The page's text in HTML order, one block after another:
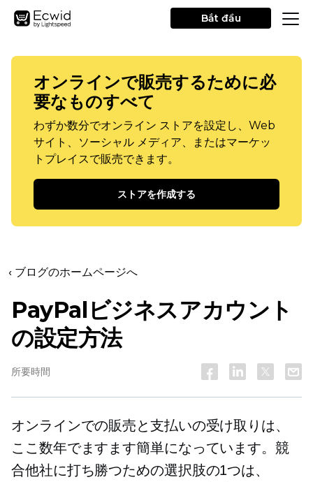
Bắt đầu
オンラインで販売するために必
要なものすべて
わずか数分でオンライン ストアを設定し、Web
サイト、ソーシャル メディア、またはマーケッ
トプレイスで販売できます。
ストアを作成する
‹ ブログのホームページへ
PayPalビジネスアカウント
の設定方法
所要時間
オンラインでの販売と支払いの受け取りは、
ここ数年でますます簡単になっています。競
合他社に打ち勝つための選択肢の1つは、